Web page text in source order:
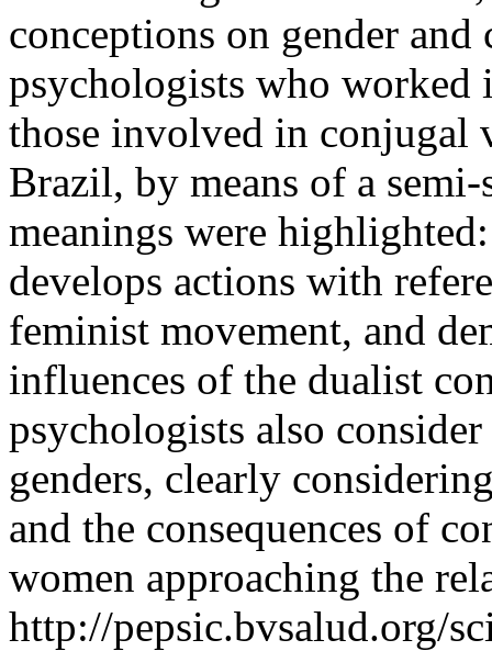
conceptions on gender
psychologists who worked
those involved in conjugal
Brazil, by means of a
meanings were
develops actions with
feminist movement, and
influences of the dualist
psychologists also
genders, clearly
and the consequences of
women approaching the
http://pepsic.bvsalud.org/